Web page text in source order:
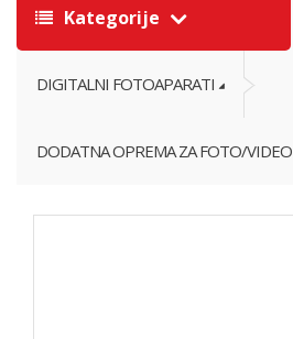
Kategorije
DIGITALNI FOTOAPARATI
DODATNA OPREMA ZA FOTO/VIDEO